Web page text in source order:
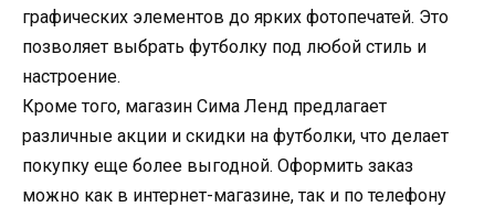
графических элементов до ярких фотопечатей. Это
позволяет выбрать футболку под любой стиль и
настроение.
Кроме того, магазин Сима Ленд предлагает
различные акции и скидки на футболки, что делает
покупку еще более выгодной. Оформить заказ
можно как в интернет-магазине, так и по телефону